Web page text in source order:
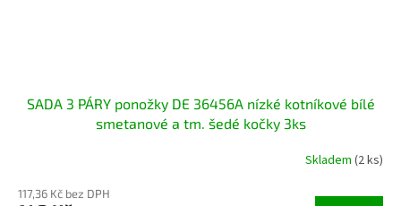
SADA 3 PÁRY ponožky DE 36456A nízké kotníkové bílé
smetanové a tm. šedé kočky 3ks
Skladem (2 ks)
117,36 Kč bez DPH